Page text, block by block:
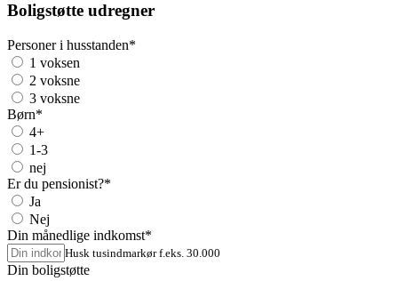
Boligstøtte udregner
Personer i husstanden*
1 voksen
2 voksne
3 voksne
Børn*
4+
1-3
nej
Er du pensionist?*
Ja
Nej
Din månedlige indkomst*
Husk tusindmarkør f.eks. 30.000
Din boligstøtte